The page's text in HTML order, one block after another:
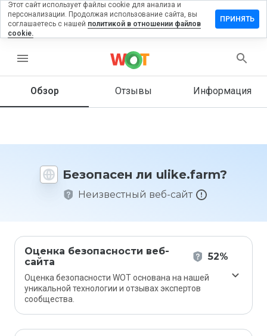
menu
Обзор Отзывы Информация
Безопасен ли ulike.farm?
Неизвестный веб-сайт
Оценка безопасности веб-
сайта
52%
Оценка безопасности WOT основана на нашей
уникальной технологии и отзывах экспертов
сообщества.
на
Как бы
этот
1 до 5?
Этот сайт использует файлы cookie для анализа и
персонализации. Продолжая использование сайта, вы
соглашаетесь с нашей политикой в отношении файлов
cookie.
ПРИНЯТЬ